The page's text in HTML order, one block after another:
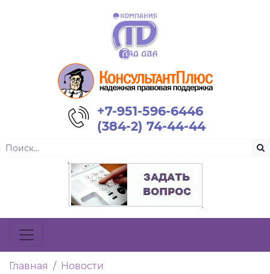
+7-951-596-6446
(384-2) 74-44-44
Главная
Новости